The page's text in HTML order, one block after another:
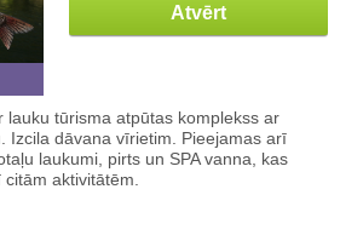
Atvērt
lauku tūrisma atpūtas komplekss ar
Izcila dāvana vīrietim. Pieejamas arī
laukumi, pirts un SPA vanna, kas
aktivitātēm.